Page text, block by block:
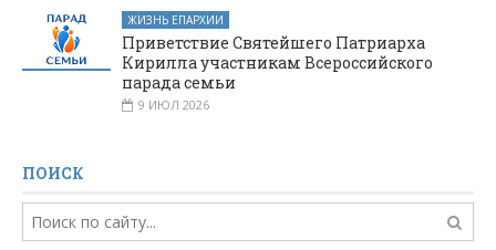
ЖИЗНЬ ЕПАРХИИ
Приветствие Святейшего Патриарха
Кирилла участникам Всероссийского
парада семьи
9 ИЮЛ 2026
ПОИСК